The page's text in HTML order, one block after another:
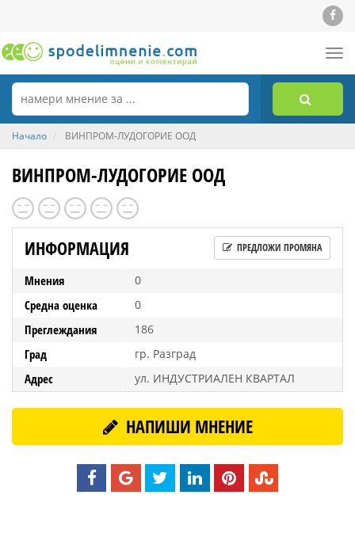
Начало ВИНПРОМ-ЛУДОГОРИЕ ООД
ВИНПРОМ-ЛУДОГОРИЕ ООД
ИНФОРМАЦИЯ ПРЕДЛОЖИ ПРОМЯНА
Мнения 0
Средна оценка 0
Преглеждания 186
Град гр. Разград
Адрес ул. ИНДУСТРИАЛЕН КВАРТАЛ
НАПИШИ МНЕНИЕ